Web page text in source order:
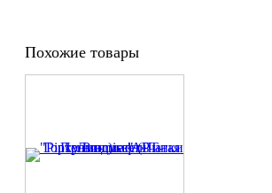
Похожие товары